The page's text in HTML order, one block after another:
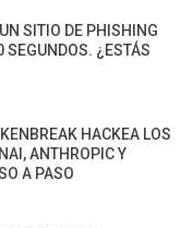
SITIO DE PHISHING
SEGUNDOS. ¿ESTÁS
HACKEA LOS
ANTHROPIC Y
A PASO